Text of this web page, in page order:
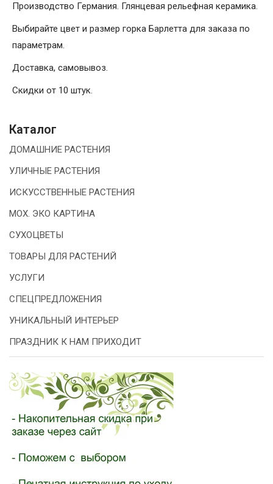
Производство Германия. Глянцевая рельефная керамика.
Выбирайте цвет и размер горка Барлетта для заказа по
параметрам.
Доставка, самовывоз.
Скидки от 10 штук.
Каталог
ДОМАШНИЕ РАСТЕНИЯ
УЛИЧНЫЕ РАСТЕНИЯ
ИСКУССТВЕННЫЕ РАСТЕНИЯ
МОХ. ЭКО КАРТИНА
СУХОЦВЕТЫ
ТОВАРЫ ДЛЯ РАСТЕНИЙ
УСЛУГИ
СПЕЦПРЕДЛОЖЕНИЯ
УНИКАЛЬНЫЙ ИНТЕРЬЕР
ПРАЗДНИК К НАМ ПРИХОДИТ